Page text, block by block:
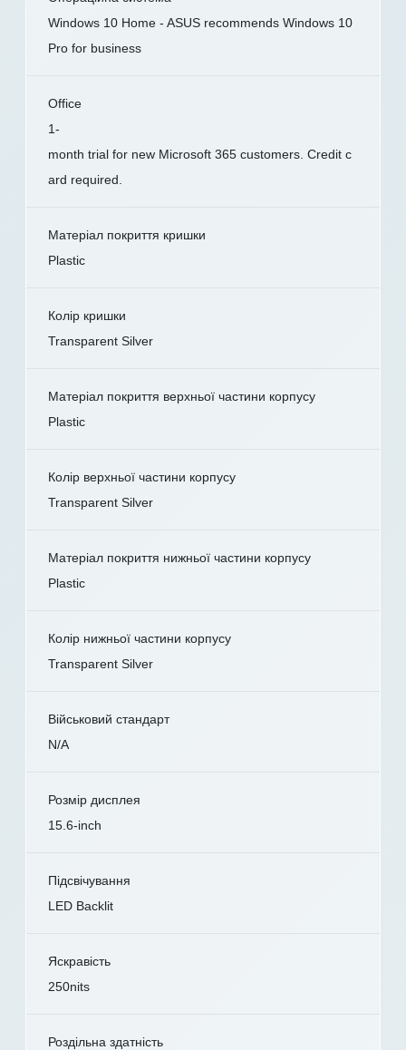
Windows 10 Home - ASUS recommends Windows 10
Pro for business
Office
1-
month trial for new Microsoft 365 customers. Credit c
ard required.
Матеріал покриття кришки
Plastic
Колір кришки
Transparent Silver
Матеріал покриття верхньої частини корпусу
Plastic
Колір верхньої частини корпусу
Transparent Silver
Матеріал покриття нижньої частини корпусу
Plastic
Колір нижньої частини корпусу
Transparent Silver
Військовий стандарт
N/A
Розмір дисплея
15.6-inch
Підсвічування
LED Backlit
Яскравість
250nits
Роздільна здатність